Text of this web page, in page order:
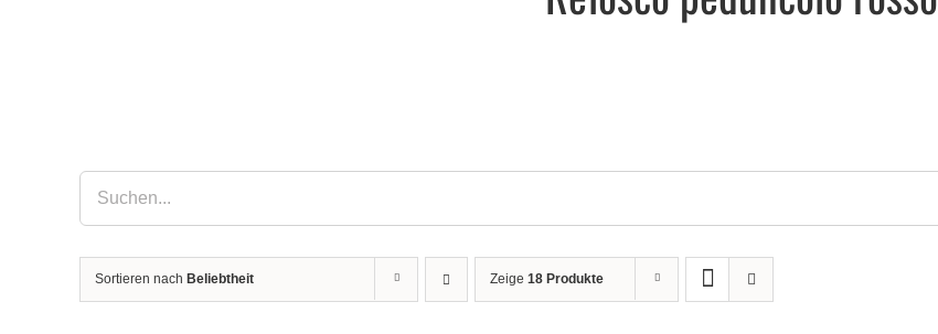
Sortieren nach Beliebtheit Zeige 18 Produkte